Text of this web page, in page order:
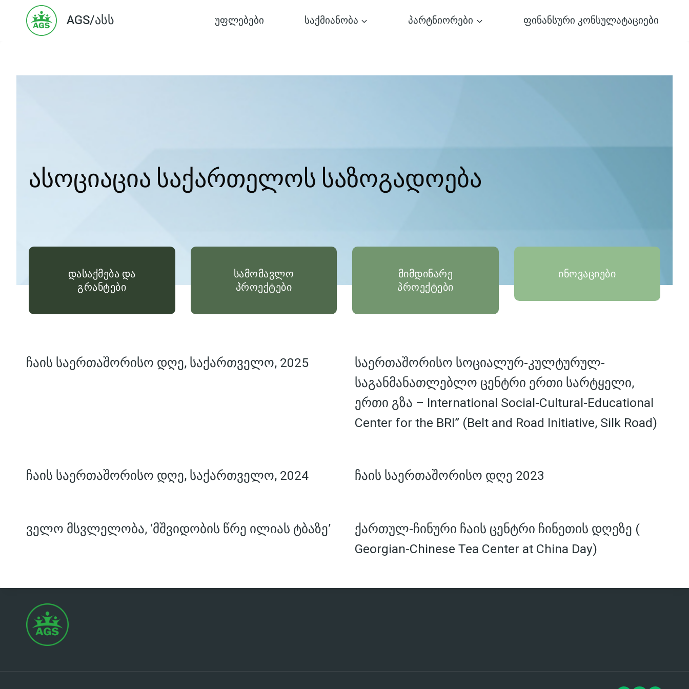
AGS/ასს უფლებები საქმიანობა პარტნიორები ფინანსური კონსულატაციები
ასოციაცია საქართელოს საზოგადოება
დასაქმება და
გრანტები
სამომავლო
პროექტები
მიმდინარე
პროექტები
ინოვაციები
ჩაის საერთაშორისო დღე, საქართველო, 2025
საერთაშორისო სოციალურ-კულტურულ-
საგანმანათლებლო ცენტრი ერთი სარტყელი,
ერთი გზა – International Social-Cultural-Educational
Center for the BRI” (Belt and Road Initiative, Silk Road)
ჩაის საერთაშორისო დღე, საქართველო, 2024 ჩაის საერთაშორისო დღე 2023
ველო მსვლელობა, ‘მშვიდობის წრე ილიას ტბაზე’
ქართულ-ჩინური ჩაის ცენტრი ჩინეთის დღეზე (
Georgian-Chinese Tea Center at China Day)